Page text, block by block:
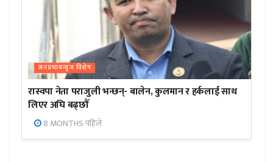
जनप्रभाबन्युज विशेष
रास्वपा नेता पराजुली भन्छन्- बालेन, कुलमान र हर्कलाई साथ
लिएर अघि बढ्छौँ
8 MONTHS पहिले